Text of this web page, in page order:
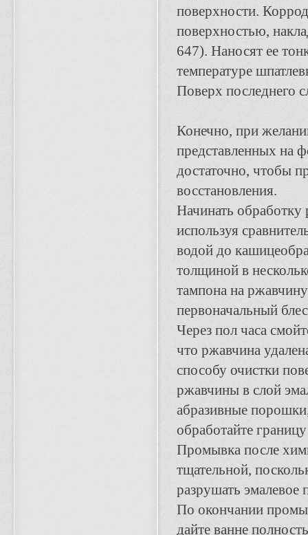
поверхности.
поверхностью,
647). Наносят ее
температуре
Поверх последнего
Конечно, при
представленных на
достаточно, чтобы
восстановления.
Начинать обработку
используя
водой до
толщиной в
тампона на
первоначальный
Через пол часа
что ржавчина
способу очистки
ржавчины в слой
абразивные
обработайте
Промывка после
тщательной,
разрушать эмалевое
По окончании
дайте ванне